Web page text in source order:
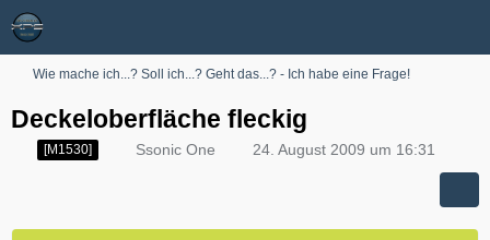
Wie mache ich...? Soll ich...? Geht das...? - Ich habe eine Frage!
Deckeloberfläche fleckig
[M1530] Ssonic One 24. August 2009 um 16:31